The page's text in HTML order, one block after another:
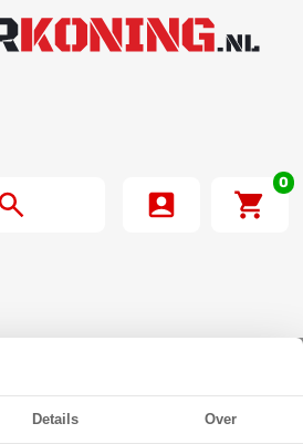
0
Lager EX309 27 G2 (42.86mm)
Details Over